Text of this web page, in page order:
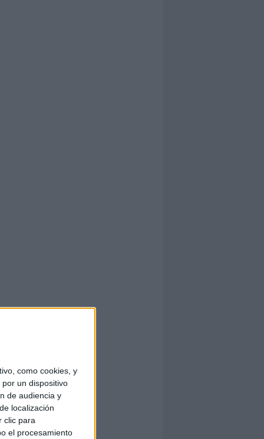
como cookies, y
un dispositivo
de audiencia y
localización
clic para
el procesamiento